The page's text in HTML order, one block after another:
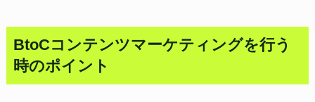
BtoCコンテンツマーケティングを行う
時のポイント